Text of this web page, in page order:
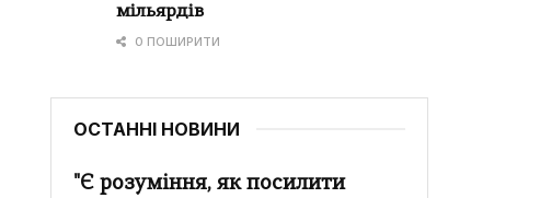
мільярдів
0 ПОШИРИТИ
ОСТАННІ НОВИНИ
"Є розуміння, як посилити